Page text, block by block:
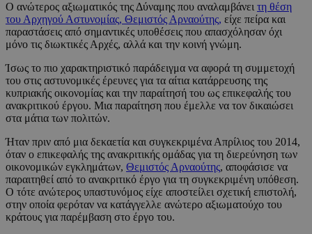
Ο ανώτερος αξιωματικός της Δύναμης που αναλαμβάνει τη θέση
του Αρχηγού Αστυνομίας, Θεμιστός Αρναούτης, είχε πείρα και
παραστάσεις από σημαντικές υποθέσεις που απασχόλησαν όχι
μόνο τις διωκτικές Αρχές, αλλά και την κοινή γνώμη.
Ίσως το πιο χαρακτηριστικό παράδειγμα να αφορά τη συμμετοχή
του στις αστυνομικές έρευνες για τα αίτια κατάρρευσης της
κυπριακής οικονομίας και την παραίτησή του ως επικεφαλής του
ανακριτικού έργου. Μια παραίτηση που έμελλε να τον δικαιώσει
στα μάτια των πολιτών.
Ήταν πριν από μια δεκαετία και συγκεκριμένα Απρίλιος του 2014,
όταν ο επικεφαλής της ανακριτικής ομάδας για τη διερεύνηση των
οικονομικών εγκλημάτων, Θεμιστός Αρναούτης, αποφάσισε να
παραιτηθεί από το ανακριτικό έργο για τη συγκεκριμένη υπόθεση.
Ο τότε ανώτερος υπαστυνόμος είχε αποστείλει σχετική επιστολή,
στην οποία φερόταν να κατάγγελλε ανώτερο αξιωματούχο του
κράτους για παρέμβαση στο έργο του.